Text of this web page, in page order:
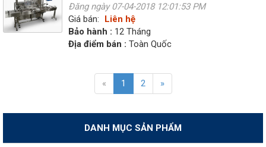
Đăng ngày 07-04-2018 12:01:53 PM
Giá bán:
Liên hệ
Bảo hành : 12 Tháng
Địa điểm bán : Toàn Quốc
« 1 2 »
DANH MỤC SẢN PHẨM